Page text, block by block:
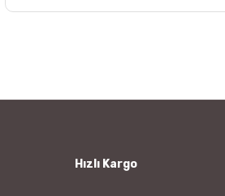
Ürün bilgilerinde hatalar bulunuyor.
Hızlı Kargo